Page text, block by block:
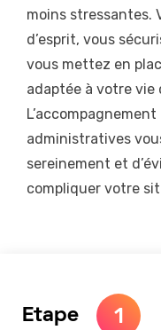
moins stressantes.
d’esprit, vous
vous mettez en
adaptée à votre vie
administratives
sereinement et
compliquer votre
Etape 1